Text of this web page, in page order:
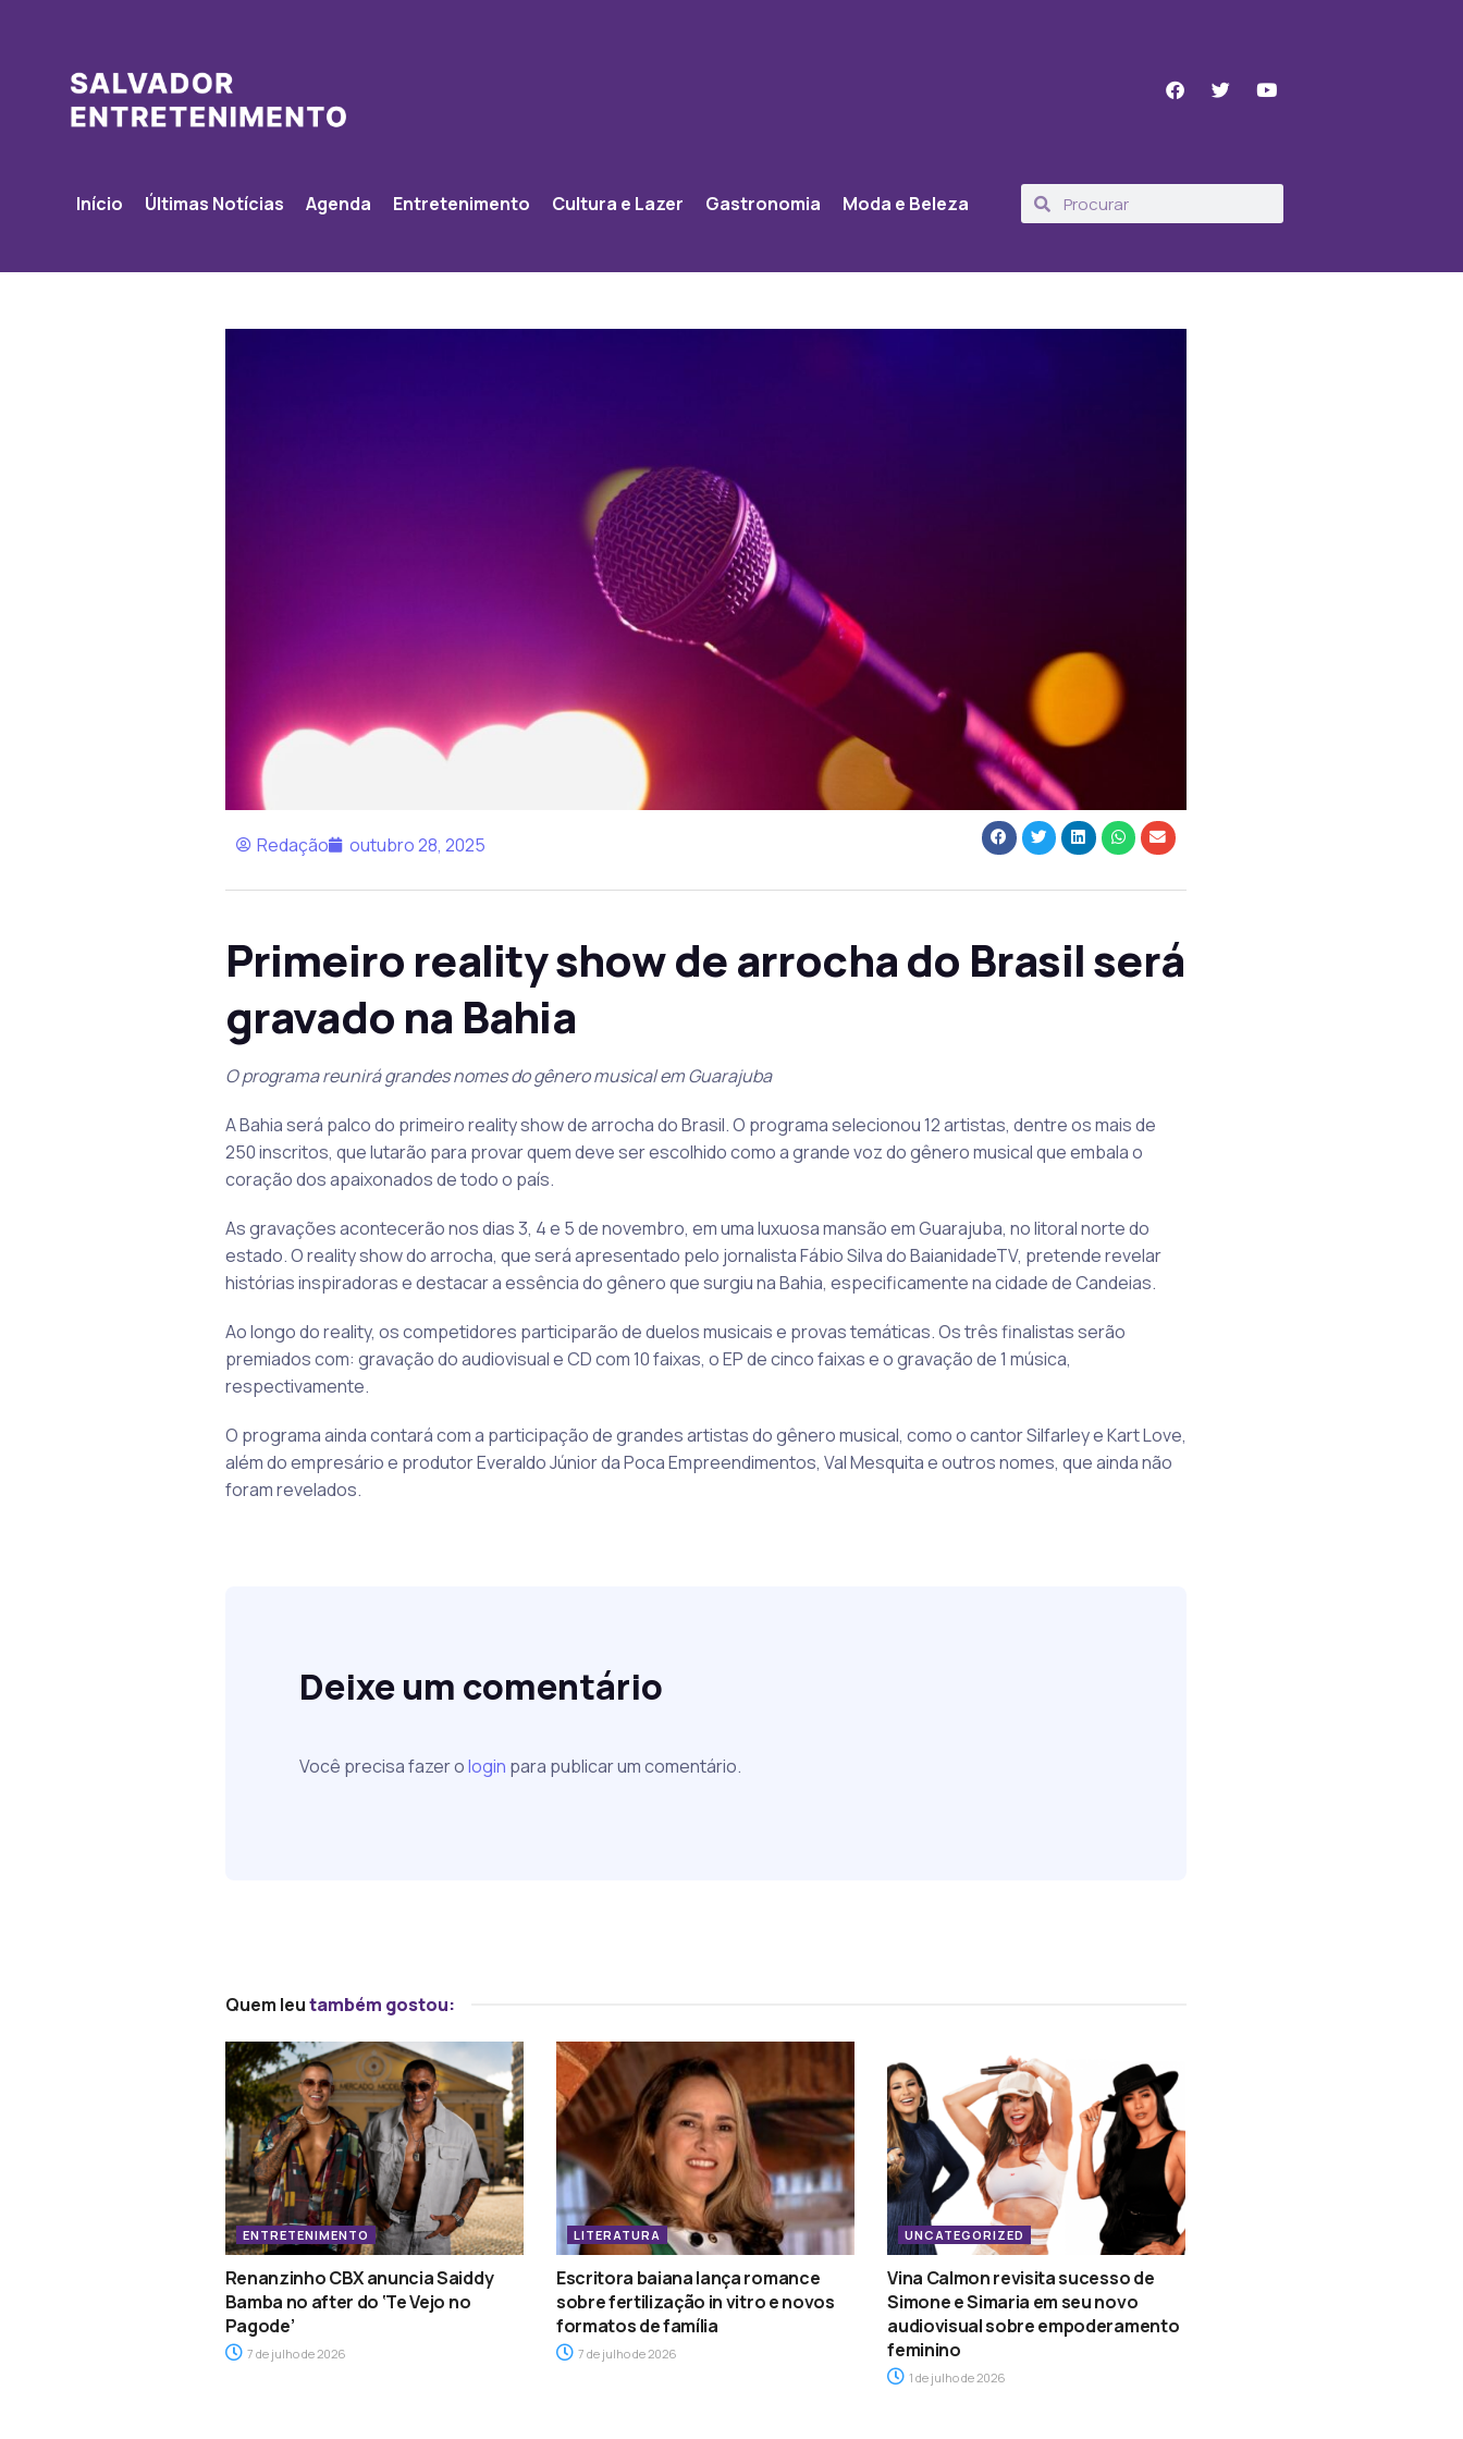
Início Últimas Notícias Agenda Entretenimento Cultura e Lazer Gastronomia Moda e Beleza
Redação outubro 28, 2025
Primeiro reality show de arrocha do Brasil será
gravado na Bahia
O programa reunirá grandes nomes do gênero musical em Guarajuba
A Bahia será palco do primeiro reality show de arrocha do Brasil. O programa selecionou 12 artistas, dentre os mais de
250 inscritos, que lutarão para provar quem deve ser escolhido como a grande voz do gênero musical que embala o
coração dos apaixonados de todo o país.
As gravações acontecerão nos dias 3, 4 e 5 de novembro, em uma luxuosa mansão em Guarajuba, no litoral norte do
estado. O reality show do arrocha, que será apresentado pelo jornalista Fábio Silva do BaianidadeTV, pretende revelar
histórias inspiradoras e destacar a essência do gênero que surgiu na Bahia, especificamente na cidade de Candeias.
Ao longo do reality, os competidores participarão de duelos musicais e provas temáticas. Os três finalistas serão
premiados com: gravação do audiovisual e CD com 10 faixas, o EP de cinco faixas e o gravação de 1 música,
respectivamente.
O programa ainda contará com a participação de grandes artistas do gênero musical, como o cantor Silfarley e Kart Love,
além do empresário e produtor Everaldo Júnior da Poca Empreendimentos, Val Mesquita e outros nomes, que ainda não
foram revelados.
Deixe um comentário
Você precisa fazer ologin para publicar um comentário.
Quem leutambém gostou:
ENTRETENIMENTO
Renanzinho CBX anuncia Saiddy
Bamba no after do ‘Te Vejo no
Pagode’
7 de julho de 2026
LITERATURA
Escritora baiana lança romance
sobre fertilização in vitro e novos
formatos de família
7 de julho de 2026
UNCATEGORIZED
Vina Calmon revisita sucesso de
Simone e Simaria em seu novo
audiovisual sobre empoderamento
feminino
1 de julho de 2026